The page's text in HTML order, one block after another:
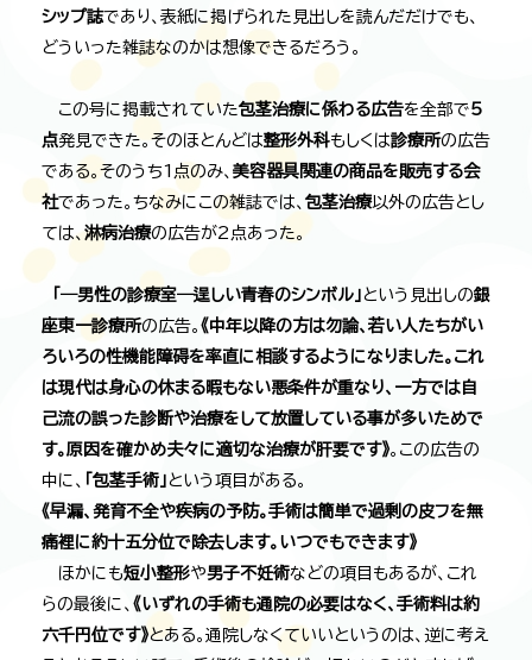
シップ誌であり、表紙に掲げられた見出しを読んだだけでも、
どういった雑誌なのかは想像できるだろう。
この号に掲載されていた包茎治療に係わる広告を全部で5
点発見できた。そのほとんどは整形外科もしくは診療所の広告
である。そのうち1点のみ、 美容器具関連の商品を販売する会
社であった。ちなみにこの雑誌では、 包茎治療以外の広告とし
ては、 淋病治療の広告が2点あった。
「―男性の診療室―逞しい青春のシンボル」 という見出しの銀
座東一診療所の広告。 《中年以降の方は勿論、若い人たちがい
ろいろの性機能障碍を率直に相談するようになりました。これ
は現代は身心の休まる暇もない悪条件が重なり、一方では自
己流の誤った診断や治療をして放置している事が多いためで
す。原因を確かめ夫々に適切な治療が肝要です》。この広告の
中に、 「包茎手術」
という項目がある。
《早漏、発育不全や疾病の予防。手術は簡単で過剰の皮フを無
痛裡に約十五分位で除去します。いつでもできます》
ほかにも短小整形や男子不妊術などの項目もあるが、これ
らの最後に、 《いずれの手術も通院の必要はなく、手術料は約
六千円位です》とある。通院しなくていいというのは、逆に考え